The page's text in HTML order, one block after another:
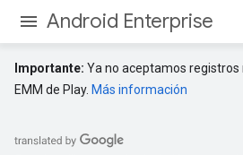
Android Enterprise
Importante: Ya no aceptamos registros
EMM de Play. Más información